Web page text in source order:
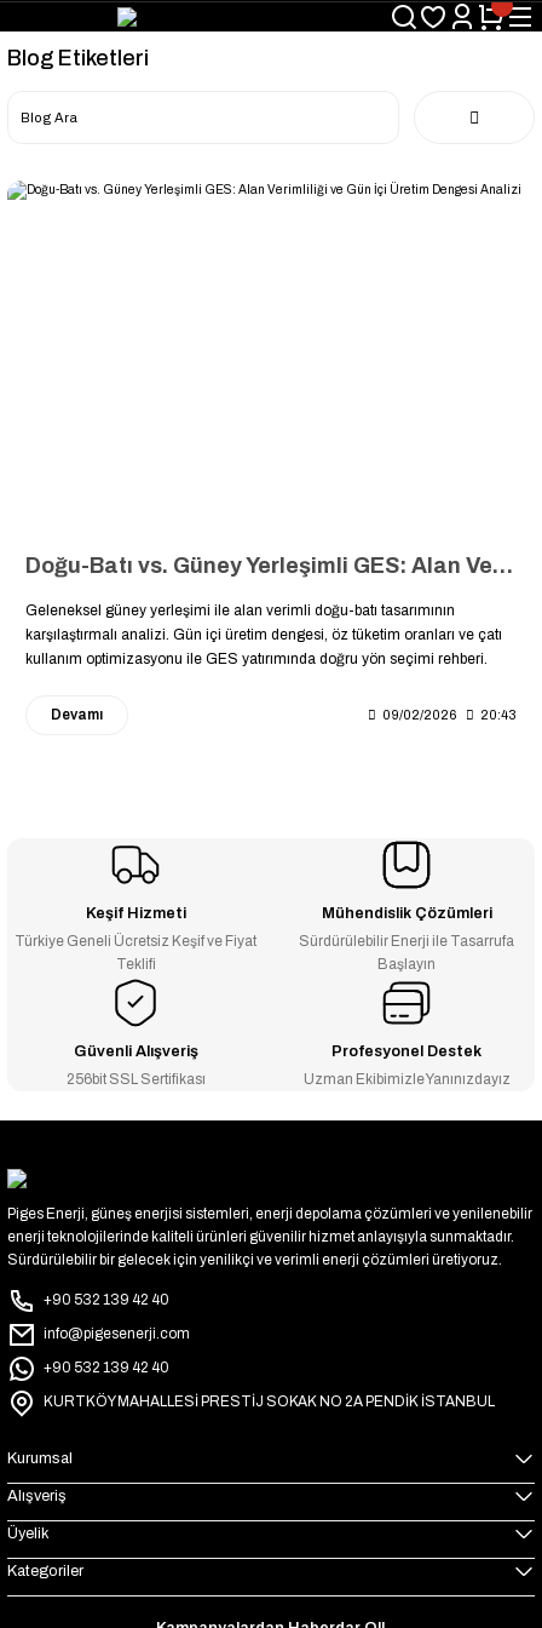
Blog Etiketleri
Doğu-Batı vs. Güney Yerleşimli GES: Alan Verimliliği ve Gün İçi Üretim Dengesi Analizi
Geleneksel güney yerleşimi ile alan verimli doğu-batı tasarımının
karşılaştırmalı analizi. Gün içi üretim dengesi, öz tüketim oranları ve çatı
kullanım optimizasyonu ile GES yatırımında doğru yön seçimi rehberi.
Devamı 09/02/2026 20:43
Keşif Hizmeti
Türkiye Geneli Ücretsiz Keşif ve Fiyat
Teklifi
Mühendislik Çözümleri
Sürdürülebilir Enerji ile Tasarrufa
Başlayın
Güvenli Alışveriş
256bit SSL Sertifikası
Profesyonel Destek
Uzman Ekibimizle Yanınızdayız
Piges Enerji, güneş enerjisi sistemleri, enerji depolama çözümleri ve yenilenebilir
enerji teknolojilerinde kaliteli ürünleri güvenilir hizmet anlayışıyla sunmaktadır.
Sürdürülebilir bir gelecek için yenilikçi ve verimli enerji çözümleri üretiyoruz.
+90 532 139 42 40
info@pigesenerji.com
+90 532 139 42 40
KURTKÖY MAHALLESİ PRESTİJ SOKAK NO 2A PENDİK İSTANBUL
Kurumsal
Alışveriş
Üyelik
Kategoriler